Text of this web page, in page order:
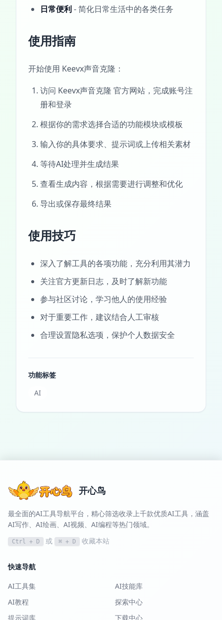
日常便利- 简化日常生活中的各类任务
使用指南
开始使用 Keevx声音克隆：
访问 Keevx声音克隆 官方网站，完成账号注
册和登录
根据你的需求选择合适的功能模块或模板
输入你的具体要求、提示词或上传相关素材
等待AI处理并生成结果
查看生成内容，根据需要进行调整和优化
导出或保存最终结果
使用技巧
深入了解工具的各项功能，充分利用其潜力
关注官方更新日志，及时了解新功能
参与社区讨论，学习他人的使用经验
对于重要工作，建议结合人工审核
合理设置隐私选项，保护个人数据安全
功能标签
AI
开心鸟
最全面的AI工具导航平台，精心筛选收录上千款优质AI工具，涵盖
AI写作、AI绘画、AI视频、AI编程等热门领域。
Ctrl + D 或 ⌘ + D 收藏本站
快速导航
AI工具集
AI技能库
AI教程
探索中心
提示词库
下载中心